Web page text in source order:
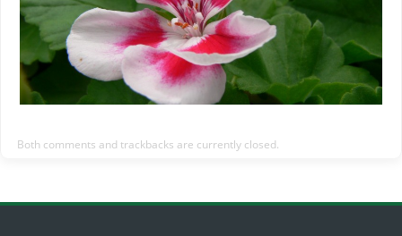
Both comments and trackbacks are currently closed.